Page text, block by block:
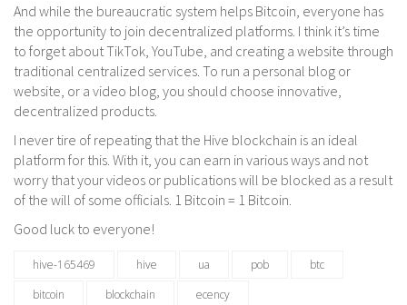
And while the bureaucratic system helps Bitcoin, everyone has
the opportunity to join decentralized platforms. I think it’s time
to forget about TikTok, YouTube, and creating a website through
traditional centralized services. To run a personal blog or
website, or a video blog, you should choose innovative,
decentralized products.
I never tire of repeating that the Hive blockchain is an ideal
platform for this. With it, you can earn in various ways and not
worry that your videos or publications will be blocked as a result
of the will of some officials. 1 Bitcoin = 1 Bitcoin.
Good luck to everyone!
hive-165469 hive ua pob
btc
bitcoin
blockchain ecency